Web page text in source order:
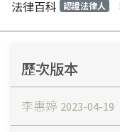
法律百科 認證法律人
歷次版本
李惠婷 2023-04-19